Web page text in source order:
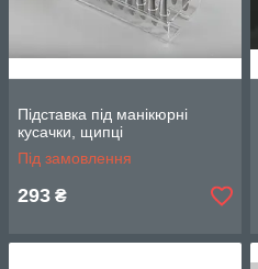
Підставка під манікюрні
кусачки, щипці
Під замовлення
293 ₴